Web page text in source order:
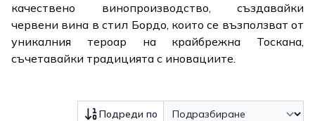
качествено винопроизводство, създавайки
червени вина в стил Бордо, които се възползват от
уникалния тероар на крайбрежна Тоскана,
съчетавайки традицията с иновациите.
Подреди по